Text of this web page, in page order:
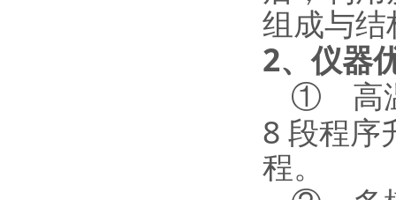
组成与结
2、仪器
① 高
8 段程序
程。